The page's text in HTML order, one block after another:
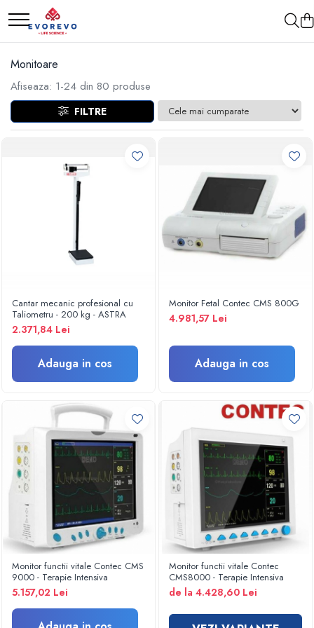
Medical
Nebulizatoare
Concentratoare oxigen
Pulsoximetrie
Lampi operatie
Negatoscoape
Perfuzomate
Injectomate
Instrumentar
Instalatii gaze medicinale
Oxigenatoare
Statii gaze medicinale
Prize gaze medicinale
Regulatoare presiune gaze medicinale
Butelii gaze medicale
Carucioare butelii gaze
Conectori gaze medicinale
Componente statii gaze
Panouri control si alarmare
Console ATI si UPU
Dispozitive si sisteme de prindere / fixare
Rampa gaze medicale pat pacient
Rampa iluminat alarmare
Metrologie
Termometre
Higrometre
Termohigrometre
Cronometre
Monitoare
Afiseaza: 1-24 din 80 produse
FILTRE
Cantar mecanic profesional cu
Taliometru - 200 kg - ASTRA
2.371,84 Lei
Adauga in cos
Monitor Fetal Contec CMS 800G
4.981,57 Lei
Adauga in cos
Monitor functii vitale Contec CMS
9000 - Terapie Intensiva
5.157,02 Lei
Monitor functii vitale Contec
CMS8000 - Terapie Intensiva
de la 4.428,60 Lei